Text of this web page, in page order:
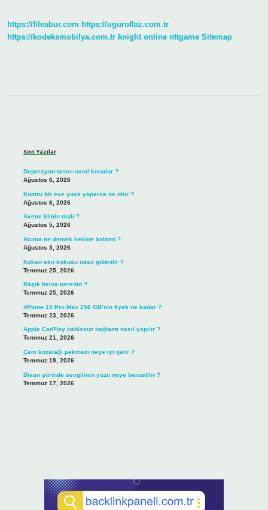
https://fileabur.com https://uguroflaz.com.tr
https://kodeksmobilya.com.tr knight online nttgame Sitemap
Son Yazılar
Depresyon tanısı nasıl konulur ?
Ağustos 6, 2026
Kumru bir eve yuva yaparsa ne olur ?
Ağustos 6, 2026
Avene kimin malı ?
Ağustos 5, 2026
Acıma ne demek kelime anlamı ?
Ağustos 3, 2026
Kokan etin kokusu nasıl giderilir ?
Temmuz 25, 2026
Kaşık helva nerenin ?
Temmuz 25, 2026
iPhone 15 Pro Max 256 GB’nin fiyatı ne kadar ?
Temmuz 23, 2026
Apple CarPlay kablosuz bağlantı nasıl yapılır ?
Temmuz 21, 2026
Çam kozalağı pekmezi neye iyi gelir ?
Temmuz 19, 2026
Divan şiirinde sevgilinin yüzü neye benzetilir ?
Temmuz 17, 2026